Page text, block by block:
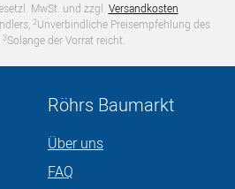
MwSt. und zzgl. Versandkosten
2Unverbindliche Preisempfehlung des
3Solange der Vorrat reicht.
Röhrs Baumarkt
Über uns
FAQ